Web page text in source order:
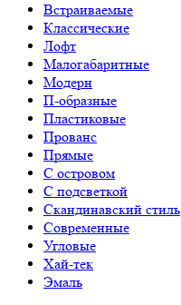
Встраиваемые
Классические
Лофт
Малогабаритные
Модерн
П-образные
Пластиковые
Прованс
Прямые
С островом
С подсветкой
Скандинавский стиль
Современные
Угловые
Хай-тек
Эмаль